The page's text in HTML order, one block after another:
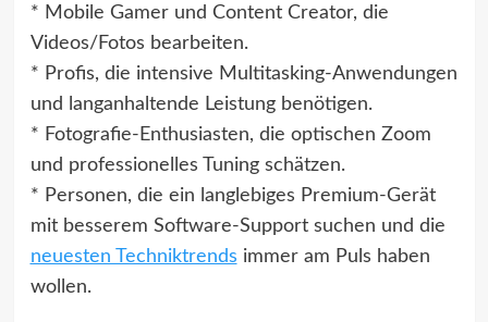
* Mobile Gamer und Content Creator, die
Videos/Fotos bearbeiten.
* Profis, die intensive Multitasking-Anwendungen
und langanhaltende Leistung benötigen.
* Fotografie-Enthusiasten, die optischen Zoom
und professionelles Tuning schätzen.
* Personen, die ein langlebiges Premium-Gerät
mit besserem Software-Support suchen und die
neuesten Techniktrends immer am Puls haben
wollen.